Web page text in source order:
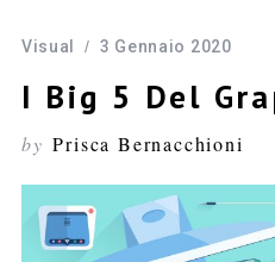
Visual 3 Gennaio 2020
I Big 5 Del
by Prisca Bernacchioni